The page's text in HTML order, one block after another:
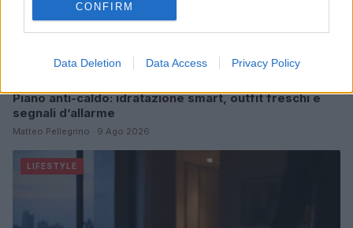
CONFIRM
Data Deletion Data Access Privacy Policy
Piano anti-caldo: idratazione smart, outfit freschi e
segnali d’allarme
Matteo Pellegrino · 9 Ago 2026
LIFESTYLE